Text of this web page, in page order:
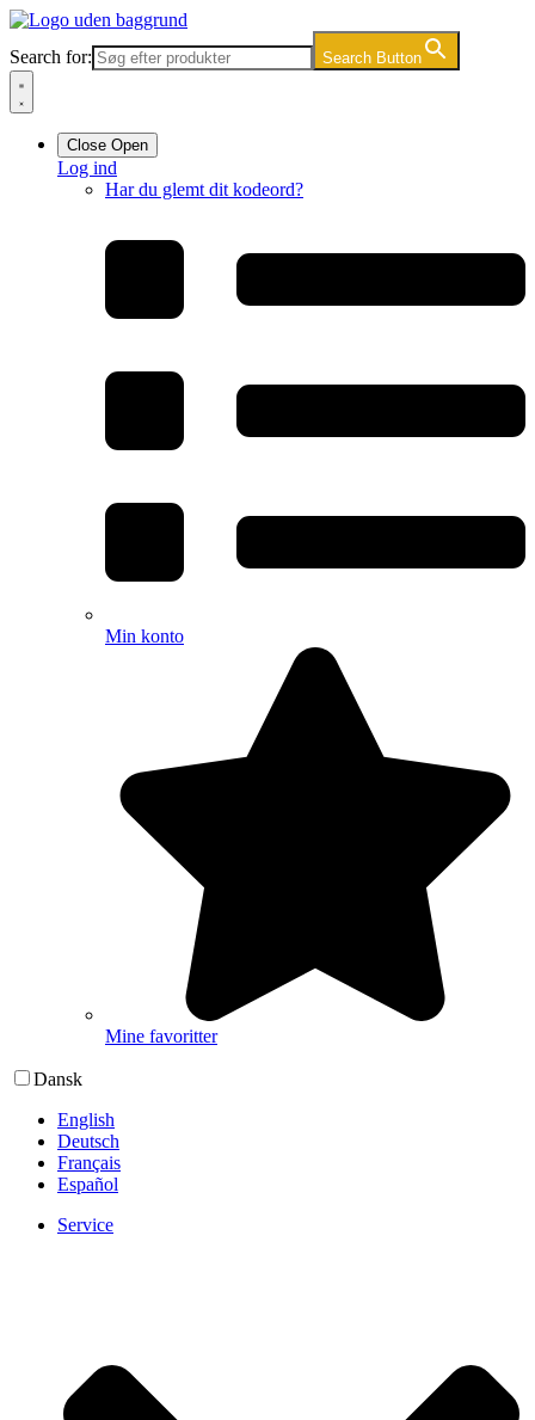
Videre
indhold
Search for: Search Button
Close Open
Log ind
Har du glemt dit kodeord?
Min konto
Mine favoritter
Dansk
English
Deutsch
Français
Español
Service